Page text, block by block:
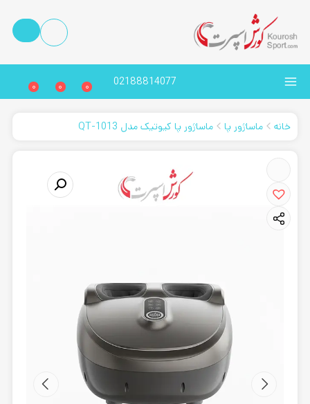
02188814077
0
0
0
خانه ماساژور پا ماساژور پا کیوتیک مدل QT-1013